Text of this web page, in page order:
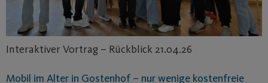
Interaktiver Vortrag – Rückblick 21.04.26
Mobil im Alter in Gostenhof – nur wenige kostenfreie